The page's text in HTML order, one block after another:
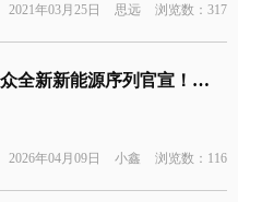
2021年03月25日 思远 浏览数：317
一汽大众全新新能源序列官宣！首款车型命名ID.AURA T6
2026年04月09日 小鑫 浏览数：116